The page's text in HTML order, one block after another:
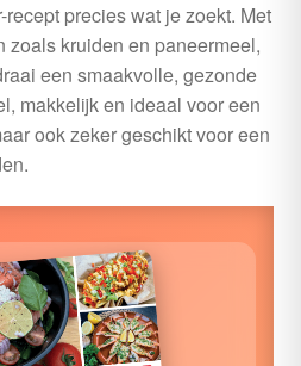
precies wat je zoekt. Met
kruiden en paneermeel,
een smaakvolle, gezonde
makkelijk en ideaal voor een
ook zeker geschikt voor een